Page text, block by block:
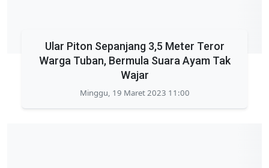
Ular Piton Sepanjang 3,5 Meter Teror
Warga Tuban, Bermula Suara Ayam Tak
Wajar
Minggu, 19 Maret 2023 11:00